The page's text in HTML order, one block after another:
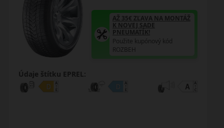
AŽ 35€ ZĽAVA NA MONTÁŽ
K NOVEJ SADE
PNEUMATÍK!
Použite kupónový kód
ROZBEH
Údaje štítku EPREL: